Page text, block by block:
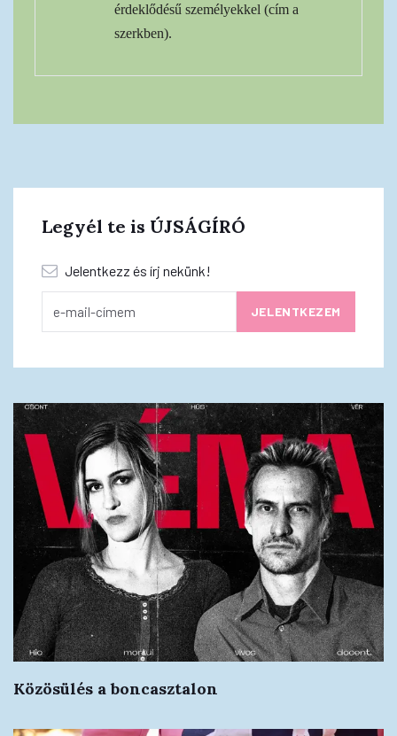
érdeklődésű személyekkel (cím a
szerkben).
Legyél te is ÚJSÁGÍRÓ
Jelentkezz és írj nekünk!
Közösülés a boncasztalon